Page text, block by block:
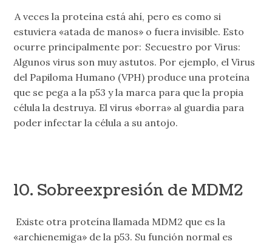
A veces la proteína está ahí, pero es como si
estuviera «atada de manos» o fuera invisible. Esto
ocurre principalmente por: Secuestro por Virus:
Algunos virus son muy astutos. Por ejemplo, el Virus
del Papiloma Humano (VPH) produce una proteína
que se pega a la p53 y la marca para que la propia
célula la destruya. El virus «borra» al guardia para
poder infectar la célula a su antojo.
10. Sobreexpresión de MDM2
Existe otra proteína llamada MDM2 que es la
«archienemiga» de la p53. Su función normal es